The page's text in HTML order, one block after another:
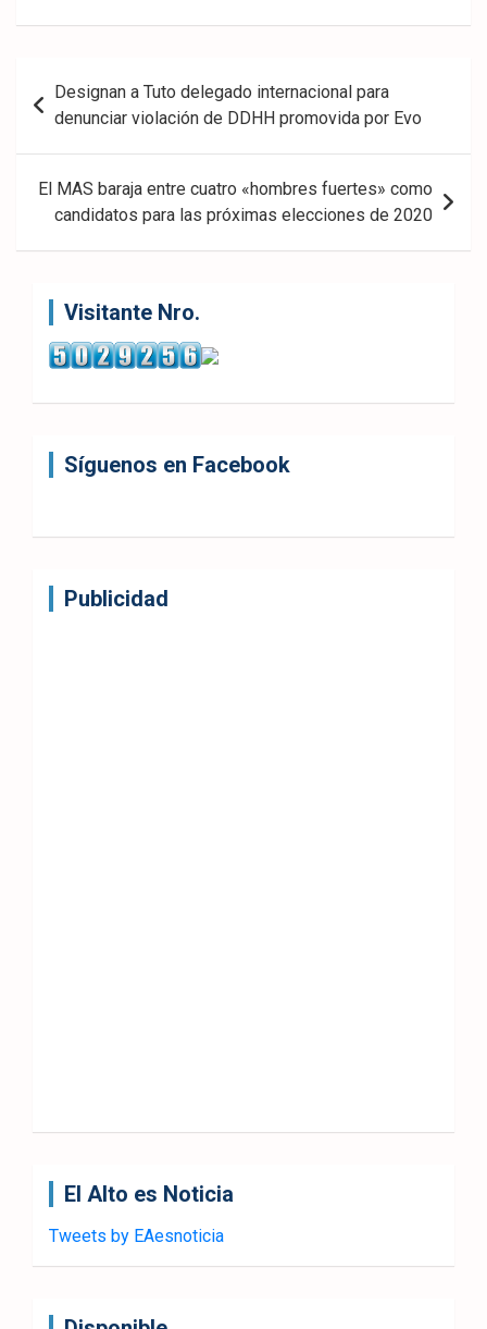
Navegación
de
entradas
Designan a Tuto delegado internacional para
denunciar violación de DDHH promovida por Evo
El MAS baraja entre cuatro «hombres fuertes» como
candidatos para las próximas elecciones de 2020
Visitante Nro.
Síguenos en Facebook
Publicidad
El Alto es Noticia
Tweets by EAesnoticia